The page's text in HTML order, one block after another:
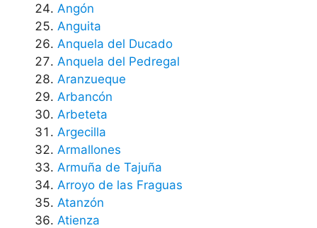
Angón
Anguita
Anquela del Ducado
Anquela del Pedregal
Aranzueque
Arbancón
Arbeteta
Argecilla
Armallones
Armuña de Tajuña
Arroyo de las Fraguas
Atanzón
Atienza